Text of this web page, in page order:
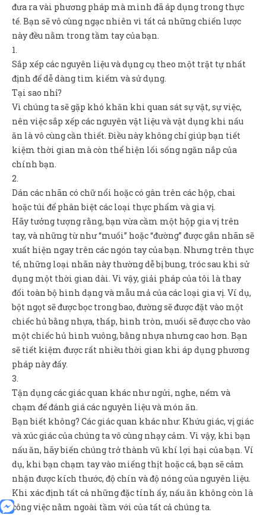
đưa ra vài phương pháp mà mình đã áp dụng trong thực
tế. Bạn sẽ vô cùng ngạc nhiên vì tất cả những chiến lược
này đều nằm trong tầm tay của bạn.
1.
Sắp xếp các nguyên liệu và dụng cụ theo một trật tự nhất
định để dễ dàng tìm kiếm và sử dụng.
Tại sao nhỉ?
Vì chúng ta sẽ gặp khó khăn khi quan sát sự vật, sự việc,
nên việc sắp xếp các nguyên vật liệu và vật dụng khi nấu
ăn là vô cùng cần thiết. Điều này không chỉ giúp bạn tiết
kiệm thời gian mà còn thể hiện lối sống ngăn nắp của
chính bạn.
2.
Dán các nhãn có chữ nổi hoặc có gân trên các hộp, chai
hoặc túi để phân biệt các loại thực phẩm và gia vị.
Hãy tưởng tượng rằng, bạn vừa cầm một hộp gia vị trên
tay, và những từ như “muối” hoặc “đường” được gắn nhãn sẽ
xuất hiện ngay trên các ngón tay của bạn. Nhưng trên thực
tế, những loại nhãn này thường dễ bị bung, tróc sau khi sử
dụng một thời gian dài. Vì vậy, giải pháp của tôi là thay
đổi toàn bộ hình dạng và mẫu mả của các loại gia vị. Ví dụ,
bột ngọt sẽ được bọc trong bao, đường sẽ được đặt vào một
chiếc hủ bằng nhựa, thấp, hình tròn, muối sẽ được cho vào
một chiếc hủ hình vuông, bằng nhựa nhưng cao hơn. Bạn
sẽ tiết kiệm được rất nhiều thời gian khi áp dụng phương
pháp này đấy.
3.
Tận dụng các giác quan khác như ngửi, nghe, nếm và
chạm để đánh giá các nguyên liệu và món ăn.
Bạn biết không? Các giác quan khác như: Khứu giác, vị giác
và xúc giác của chúng ta vô cùng nhạy cảm. Vì vậy, khi bạn
nấu ăn, hãy biến chúng trở thành vũ khí lợi hại của bạn. Ví
dụ, khi bạn chạm tay vào miếng thịt hoặc cá, bạn sẽ cảm
nhận được kích thước, độ chín và độ nóng của nguyên liệu.
Khi xác định tất cả những đặc tính ấy, nấu ăn không còn là
công việc nằm ngoài tầm với của tất cả chúng ta.